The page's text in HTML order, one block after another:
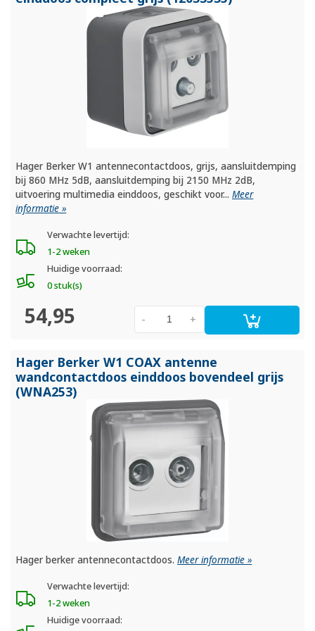
Hager Berker W1 antennecontactdoos, grijs, aansluitdemping
bij 860 MHz 5dB, aansluitdemping bij 2150 MHz 2dB,
uitvoering multimedia einddoos, geschikt voor...Meer
informatie »
Verwachte levertijd:
1-2 weken
Huidige voorraad:
0 stuk(s)
54,95 +
-
Hager Berker W1 COAX antenne
wandcontactdoos einddoos bovendeel grijs
(WNA253)
Hager berker antennecontactdoos.Meer informatie »
Verwachte levertijd:
1-2 weken
Huidige voorraad: